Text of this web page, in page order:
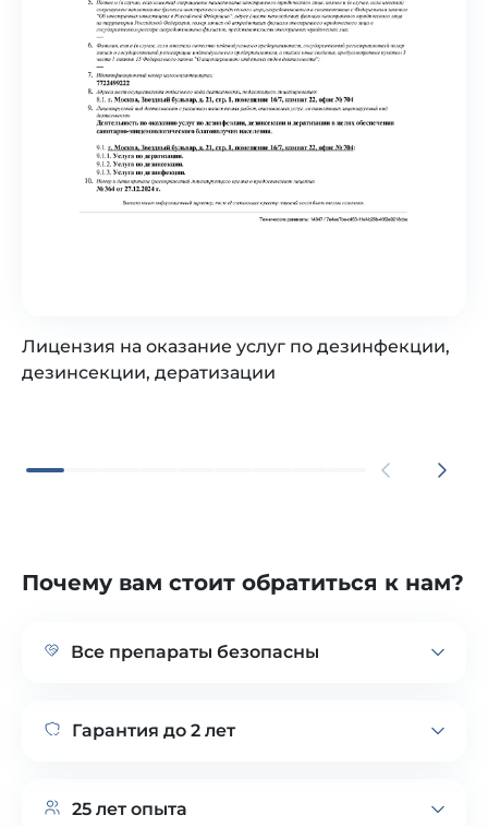
Лицензия на оказание услуг по дезинфекции,
дезинсекции, дератизации
Почему вам стоит обратиться к нам?
Все препараты безопасны
СанПин. Они полностью безопасны
Гарантия до 2 лет
Гарантия до 2 лет при заключении
25 лет опыта